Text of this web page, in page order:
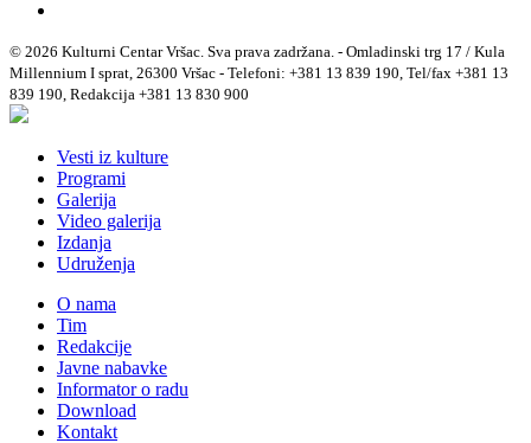
© 2026 Kulturni Centar Vršac. Sva prava zadržana. - Omladinski trg 17 / Kula
Millennium I sprat, 26300 Vršac - Telefoni: +381 13 839 190, Tel/fax +381 13
839 190, Redakcija +381 13 830 900
Vesti iz kulture
Programi
Galerija
Video galerija
Izdanja
Udruženja
O nama
Tim
Redakcije
Javne nabavke
Informator o radu
Download
Kontakt